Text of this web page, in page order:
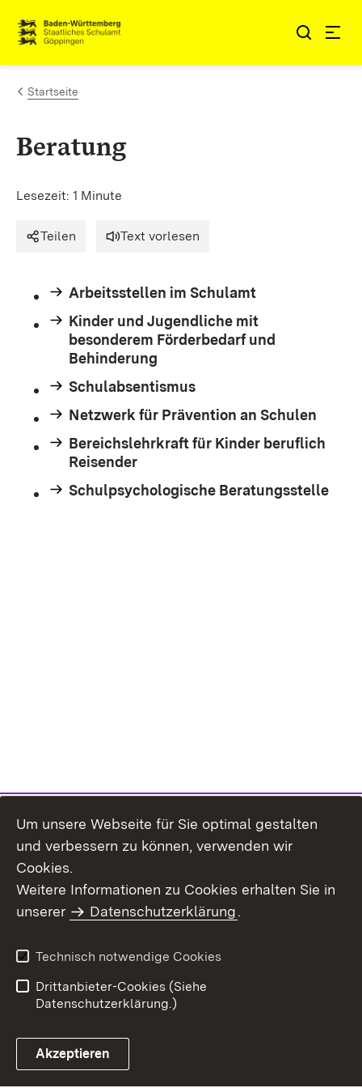
Zum Inhalt springen
Link zur Startseite
Startseite
Beratung
Lesezeit: 1 Minute
Teilen Text vorlesen
Arbeitsstellen im Schulamt
Kinder und Jugendliche mit
besonderem Förderbedarf und
Behinderung
Schulabsentismus
Netzwerk für Prävention an Schulen
Bereichslehrkraft für Kinder beruflich
Reisender
Schulpsychologische Beratungsstelle
Benutzungshinweise
Erklärung zur
Um unsere Webseite für Sie optimal gestalten
und verbessern zu können, verwenden wir
Cookies.
Weitere Informationen zu Cookies erhalten Sie in
unserer
Datenschutzerklärung.
Technisch notwendige Cookies
Drittanbieter-Cookies (Siehe
Datenschutzerklärung.)
Akzeptieren